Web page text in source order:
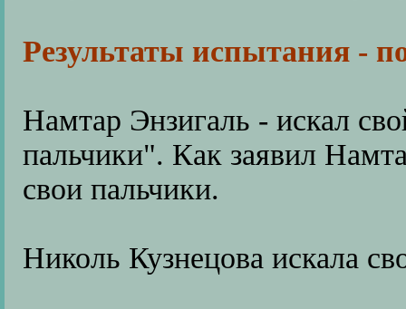
Результаты испытания -
Намтар Энзигаль - искал
пальчики". Как заявил
свои пальчики.
Николь Кузнецова искала